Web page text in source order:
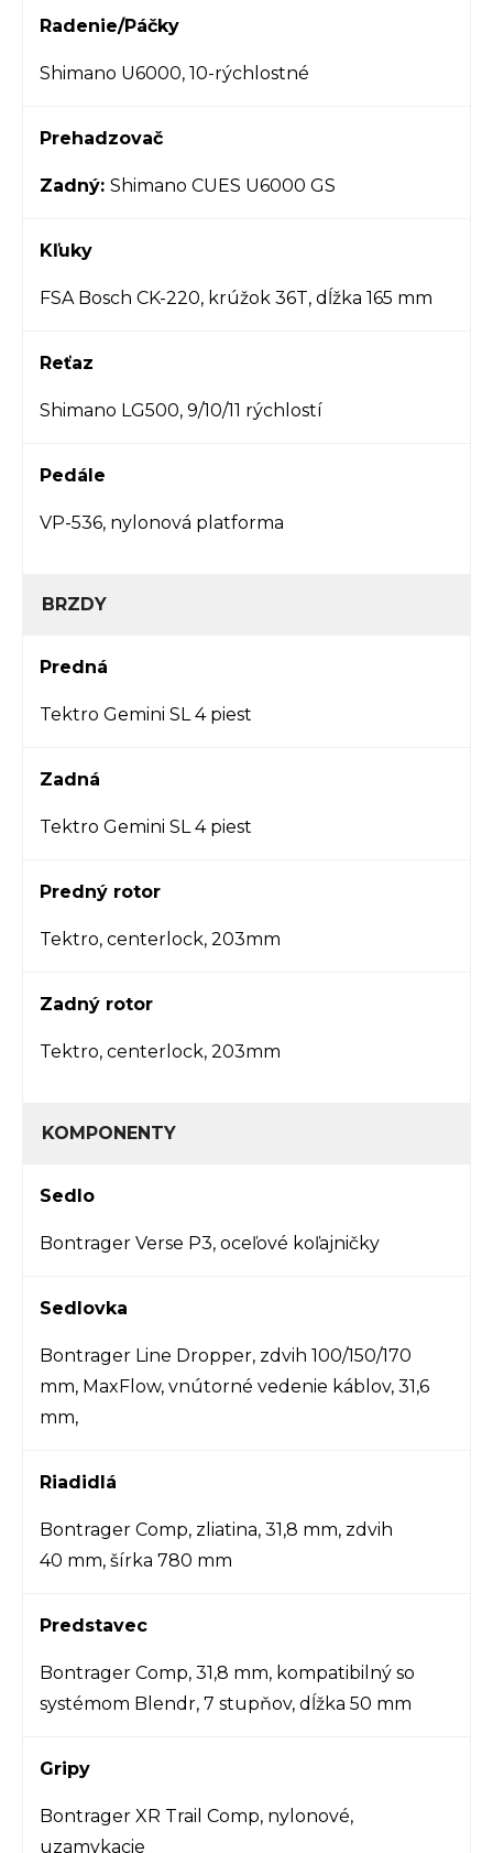
Radenie/Páčky
Shimano U6000, 10-rýchlostné
Prehadzovač
Zadný: Shimano CUES U6000 GS
Kľuky
FSA Bosch CK-220, krúžok 36T, dĺžka 165 mm
Reťaz
Shimano LG500, 9/10/11 rýchlostí
Pedále
VP-536, nylonová platforma
BRZDY
Predná
Tektro Gemini SL 4 piest
Zadná
Tektro Gemini SL 4 piest
Predný rotor
Tektro, centerlock, 203mm
Zadný rotor
Tektro, centerlock, 203mm
KOMPONENTY
Sedlo
Bontrager Verse P3, oceľové koľajničky
Sedlovka
Bontrager Line Dropper, zdvih 100/150/170
mm, MaxFlow, vnútorné vedenie káblov, 31,6
mm,
Riadidlá
Bontrager Comp, zliatina, 31,8 mm, zdvih
40 mm, šírka 780 mm
Predstavec
Bontrager Comp, 31,8 mm, kompatibilný so
systémom Blendr, 7 stupňov, dĺžka 50 mm
Gripy
Bontrager XR Trail Comp, nylonové,
uzamykacie